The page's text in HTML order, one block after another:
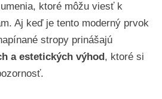
ktoré môžu viesť k
Aj keď je tento moderný prvok
stropy prinášajú
a estetických výhod , ktoré si